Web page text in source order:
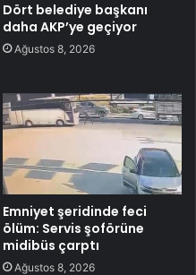
Dört belediye başkanı
daha AKP’ye geçiyor
Ağustos 8, 2026
Emniyet şeridinde feci
ölüm: Servis şoförüne
midibüs çarptı
Ağustos 8, 2026